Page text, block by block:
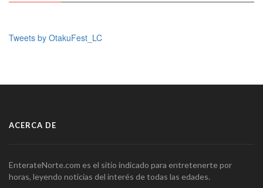
Tweets by OtakuFest_LC
ACERCA DE
EnterateNorte.com es el sitio indicado para entretenerte por
horas, leyendo noticias del interés de todas las edades.